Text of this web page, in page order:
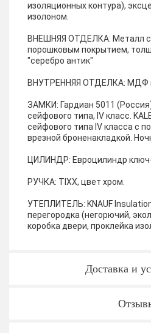
изоляционных контура),
изолоном.
ВНЕШНЯЯ ОТДЕЛКА: Металл
порошковым покрытием,
"серебро антик"
ВНУТРЕННЯЯ ОТДЕЛКА: МДФ
ЗАМКИ: Гардиан 5011
сейфового типа, IV класс.
сейфового типа IV класса с
врезной броненакладкой.
ЦИЛИНДР: Евроцилиндр
РУЧКА: TIXX, цвет хром.
УТЕПЛИТЕЛЬ: KNAUF
перегородка (негорючий,
коробка двери, проклейка
Доставка и